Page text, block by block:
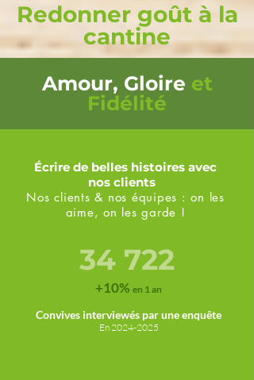
Redonner goût à la
cantine
Amour, Gloire et
Fidélité
Écrire de belles histoires avec
nos clients
Nos clients & nos équipes : on les
aime, on les garde !
34 722
+10% en 1 an
Convives interviewés par une enquête
En 2024-2025